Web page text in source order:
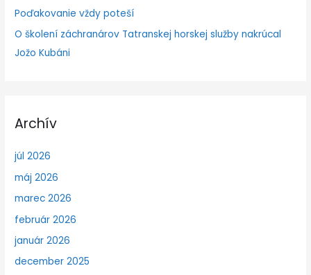
Poďakovanie vždy poteší
O školení záchranárov Tatranskej horskej služby nakrúcal
Jožo Kubáni
Archív
júl 2026
máj 2026
marec 2026
február 2026
január 2026
december 2025